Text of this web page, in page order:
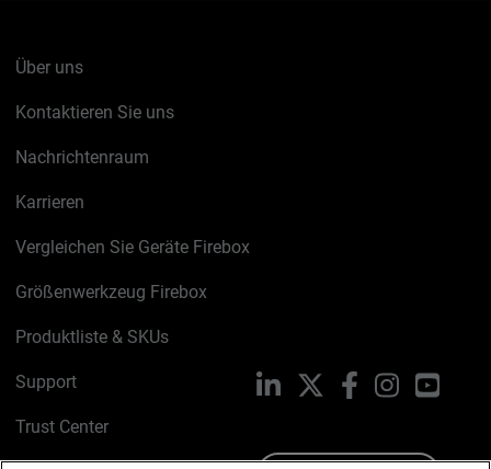
Über uns
Kontaktieren Sie uns
Nachrichtenraum
Karrieren
Vergleichen Sie Geräte Firebox
Größenwerkzeug Firebox
Produktliste & SKUs
Support
Trust Center
LinkedIn FacebookInstagram